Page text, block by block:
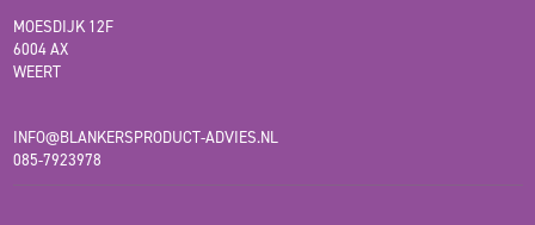
MOESDIJK 12F
6004 AX
WEERT
INFO@BLANKERSPRODUCT-ADVIES.NL
085-7923978